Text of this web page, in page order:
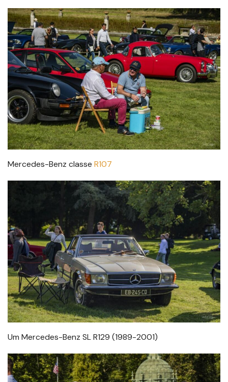
Mercedes-Benz classe R107
Um Mercedes-Benz SL R129 (1989-2001)